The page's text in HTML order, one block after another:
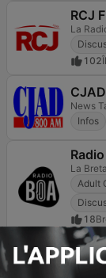
RCJ
La
102
News
Infos
La
Adult
18
La